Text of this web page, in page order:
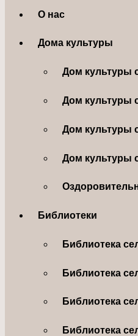
О нас
Дома культуры
Дом культуры
Дом культуры
Дом культуры
Дом культуры
Библиотеки
Библиотека
Библиотека
Библиотека
Библиотека